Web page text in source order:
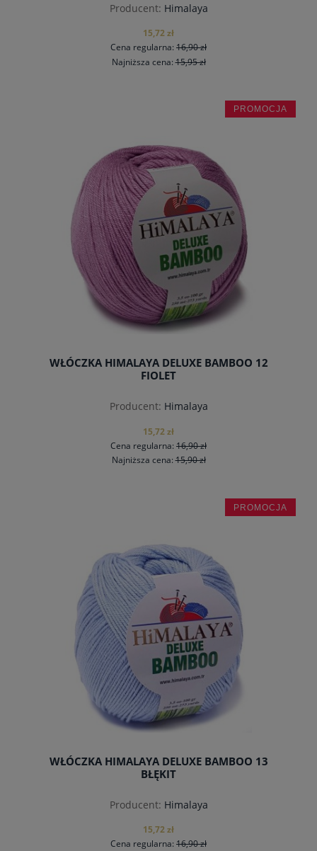
Producent: Himalaya
15,72 zł
Cena regularna: 16,90 zł
Najniższa cena:15,95 zł
do koszyka
WŁÓCZKA HIMALAYA DELUXE BAMBOO 12
FIOLET
Producent: Himalaya
15,72 zł
Cena regularna: 16,90 zł
Najniższa cena:15,90 zł
do koszyka
PROMOCJA
WŁÓCZKA HIMALAYA DELUXE BAMBOO 13
BŁĘKIT
Producent: Himalaya
15,72 zł
Cena regularna: 16,90 zł
PROMOCJA